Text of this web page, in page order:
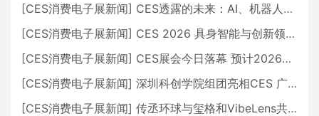
[CES消费电子展新闻] CES透露的未来：AI、机器人与智能生活大爆发
[CES消费电子展新闻] CES 2026 具身智能与创新领域 中国公司大放异彩
[CES消费电子展新闻] CES展会今日落幕 预计2026行业收入将超五千亿美元
[CES消费电子展新闻] 深圳科创学院组团亮相CES 广受好评
[CES消费电子展新闻] 传丞环球与玺格和VibeLens共同推出全新耳机